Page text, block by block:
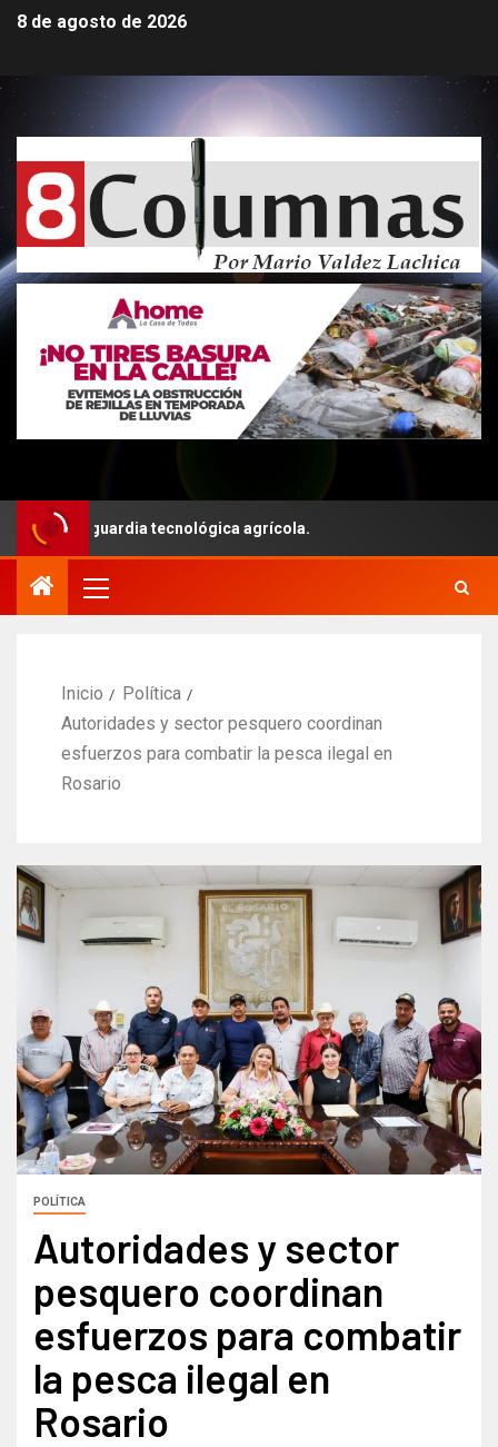
8 de agosto de 2026
tecnológica agrícola.
Inicio
Política
Autoridades y sector pesquero coordinan
esfuerzos para combatir la pesca ilegal en
Rosario
POLÍTICA
Autoridades y sector
pesquero coordinan
esfuerzos para combatir
la pesca ilegal en
Rosario